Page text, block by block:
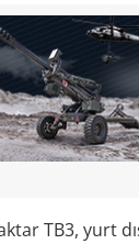
TB3, yurt